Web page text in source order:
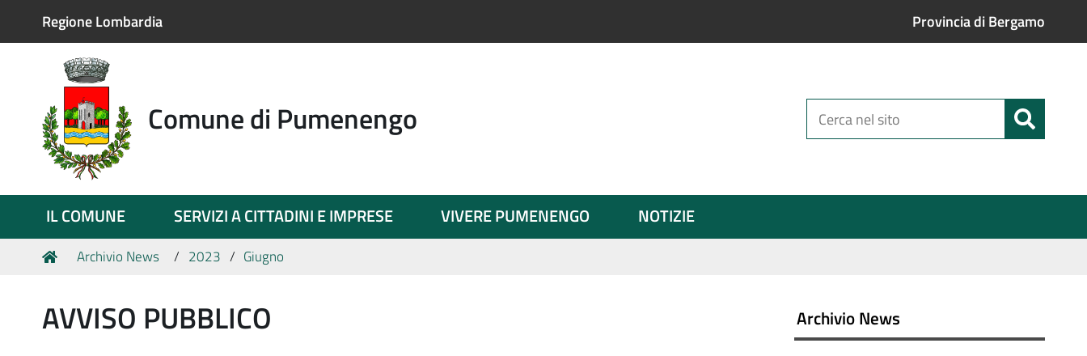
Regione Lombardia Provincia di Bergamo
Comune di Pumenengo
Cerca
nel
IL COMUNE SERVIZI A CITTADINI E IMPRESE VIVERE PUMENENGO NOTIZIE
Tu
Home
Archivio News 2023 Giugno
AVVISO PUBBLICO Archivio News